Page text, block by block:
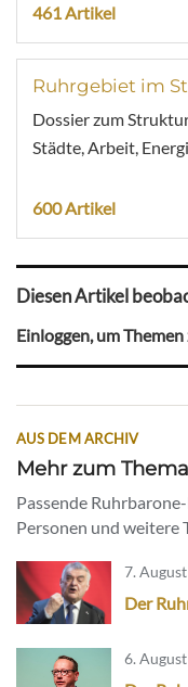
461 Artikel
Ruhrgebiet im
Dossier zum
Städte, Arbeit,
600 Artikel
Diesen Artikel
Einloggen, um
AUS DEM ARCHIV
Mehr zum Thema
Passende
Personen und weitere
7.
Der
6.